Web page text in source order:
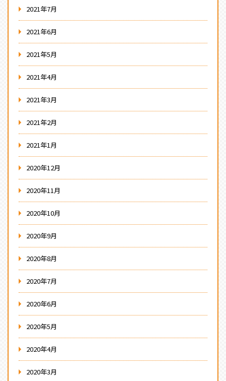
2021年7月
2021年6月
2021年5月
2021年4月
2021年3月
2021年2月
2021年1月
2020年12月
2020年11月
2020年10月
2020年9月
2020年8月
2020年7月
2020年6月
2020年5月
2020年4月
2020年3月